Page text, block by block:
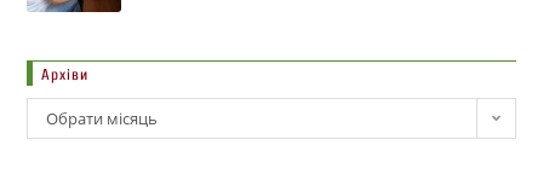
Архіви
Обрати місяць